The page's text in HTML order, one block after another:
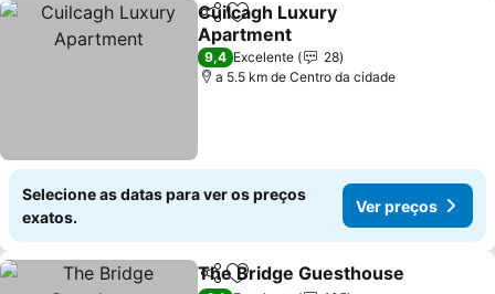
PartilharAdicionar aos favoritos
Cuilcagh Luxury
Apartment
9,4 Excelente
28
a 5.5 km de Centro da cidade
Selecione as datas para ver os preços
exatos.
Ver preços
PartilharAdicionar aos favoritos
The Bridge Guesthouse